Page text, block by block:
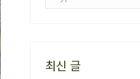
최신 글